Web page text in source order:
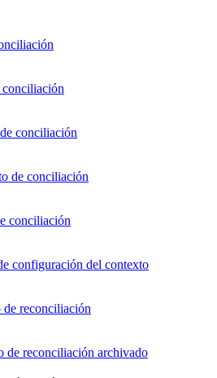
conciliación
de conciliación
conciliación
configuración del contexto
reconciliación
de reconciliación archivado